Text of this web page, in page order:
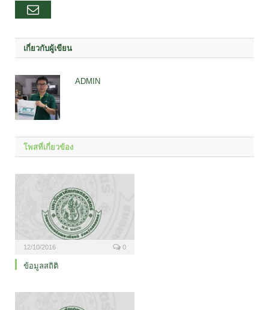
อีเมล
เกี่ยวกับผู้เขียน
ADMIN
โพสที่เกี่ยวข้อง
12/10/2016 0
ข้อมูลสถิติ